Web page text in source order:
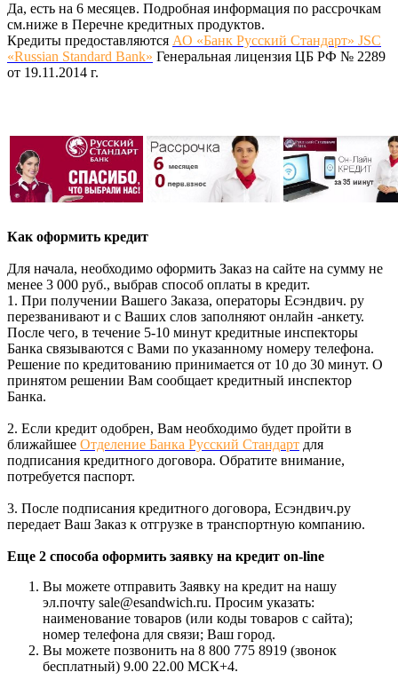
Да, есть на 6 месяцев. Подробная информация по рассрочкам
см.ниже в Перечне кредитных продуктов.
Кредиты предоставляются АО «Банк Русский Стандарт» JSC
«Russian Standard Bank» Генеральная лицензия ЦБ РФ № 2289
от 19.11.2014 г.
Как оформить кредит
Для начала, необходимо оформить Заказ на сайте на сумму не
менее 3 000 руб., выбрав способ оплаты в кредит.
1. При получении Вашего Заказа, операторы Есэндвич. ру
перезванивают и с Ваших слов заполняют онлайн -анкету.
После чего, в течение 5-10 минут кредитные инспекторы
Банка связываются с Вами по указанному номеру телефона.
Решение по кредитованию принимается от 10 до 30 минут. О
принятом решении Вам сообщает кредитный инспектор
Банка.
2. Если кредит одобрен, Вам необходимо будет пройти в
ближайшее Отделение Банка Русский Стандарт для
подписания кредитного договора. Обратите внимание,
потребуется паспорт.
3. После подписания кредитного договора, Есэндвич.ру
передает Ваш Заказ к отгрузке в транспортную компанию.
Еще 2 способа оформить заявку на кредит on-line
Вы можете отправить Заявку на кредит на нашу
эл.почту sale@esandwich.ru. Просим указать:
наименование товаров (или коды товаров с сайта);
номер телефона для связи; Ваш город.
Вы можете позвонить на 8 800 775 8919 (звонок
бесплатный) 9.00 22.00 МСК+4.